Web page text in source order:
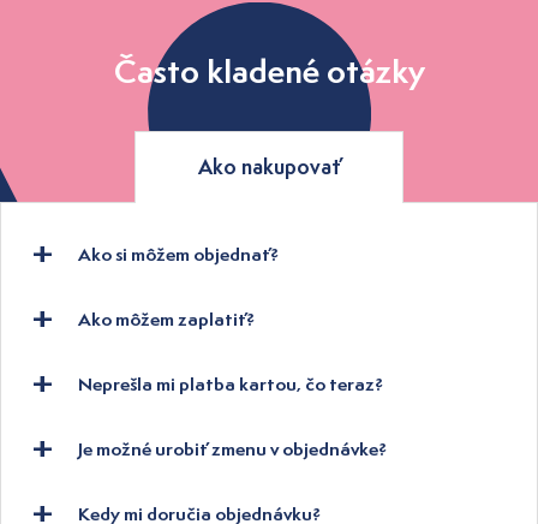
Často kladené otázky
Ako nakupovať
Ako si môžem objednať?
Ako môžem zaplatiť?
Neprešla mi platba kartou, čo teraz?
Je možné urobiť zmenu v objednávke?
Kedy mi doručia objednávku?